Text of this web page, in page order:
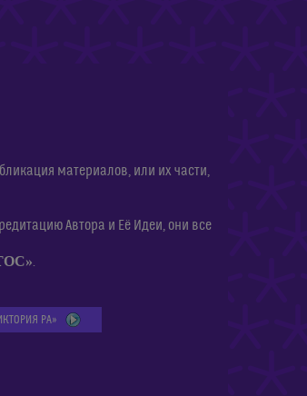
материалов, или их части,
Автора и Её Идеи, они все
.
РА»